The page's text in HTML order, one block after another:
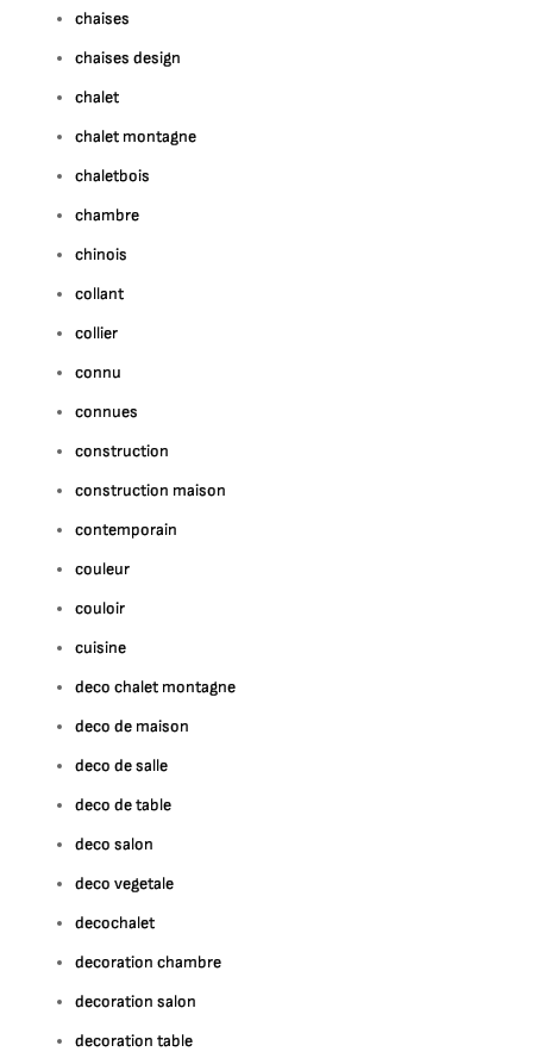
chaises
chaises design
chalet
chalet montagne
chaletbois
chambre
chinois
collant
collier
connu
connues
construction
construction maison
contemporain
couleur
couloir
cuisine
deco chalet montagne
deco de maison
deco de salle
deco de table
deco salon
deco vegetale
decochalet
decoration chambre
decoration salon
decoration table